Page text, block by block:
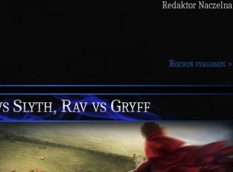
Redaktor Naczelna
Rozwiń pergamin >
Slyth, Rav vs Gryff